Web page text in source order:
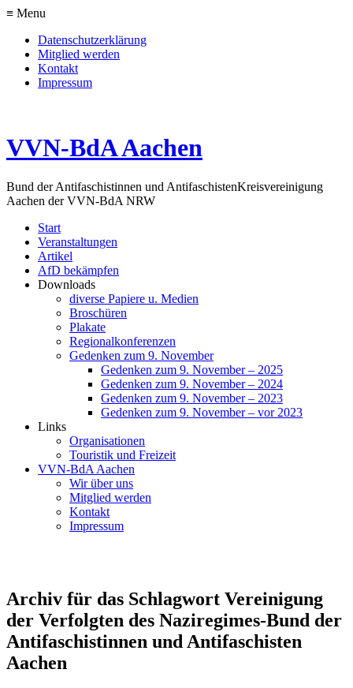
≡ Menu
Datenschutzerklärung
Mitglied werden
Kontakt
Impressum
VVN-BdA Aachen
Bund der Antifaschistinnen und AntifaschistenKreisvereinigung
Aachen der VVN-BdA NRW
Start
Veranstaltungen
Artikel
AfD bekämpfen
Downloads
diverse Papiere u. Medien
Broschüren
Plakate
Regionalkonferenzen
Gedenken zum 9. November
Gedenken zum 9. November – 2025
Gedenken zum 9. November – 2024
Gedenken zum 9. November – 2023
Gedenken zum 9. November – vor 2023
Links
Organisationen
Touristik und Freizeit
VVN-BdA Aachen
Wir über uns
Mitglied werden
Kontakt
Impressum
Archiv für das Schlagwort Vereinigung
der Verfolgten des Naziregimes-Bund der
Antifaschistinnen und Antifaschisten
Aachen